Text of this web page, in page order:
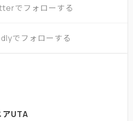
でフォローする
でフォローする
アUTA